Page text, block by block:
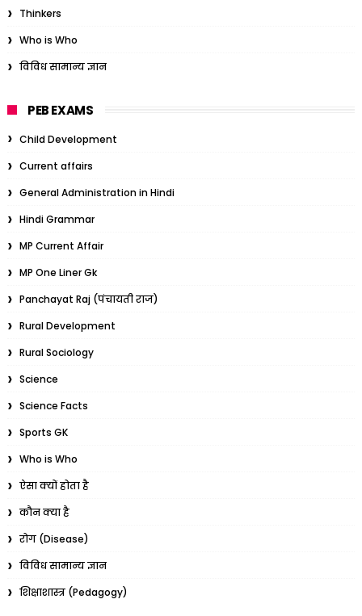
Thinkers
Who is Who
विविध सामान्य ज्ञान
PEB EXAMS
Child Development
Current affairs
General Administration in Hindi
Hindi Grammar
MP Current Affair
MP One Liner Gk
Panchayat Raj (पंचायती राज)
Rural Development
Rural Sociology
Science
Science Facts
Sports GK
Who is Who
ऐसा क्यों होता है
कौन क्या है
रोग (Disease)
विविध सामान्य ज्ञान
शिक्षाशास्त्र (Pedagogy)